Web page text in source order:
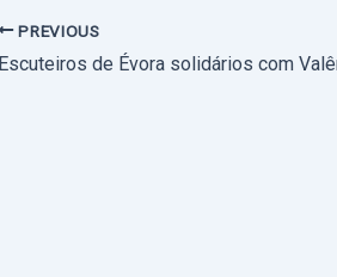
PREVIOUS
Escuteiros de Évora solidários com